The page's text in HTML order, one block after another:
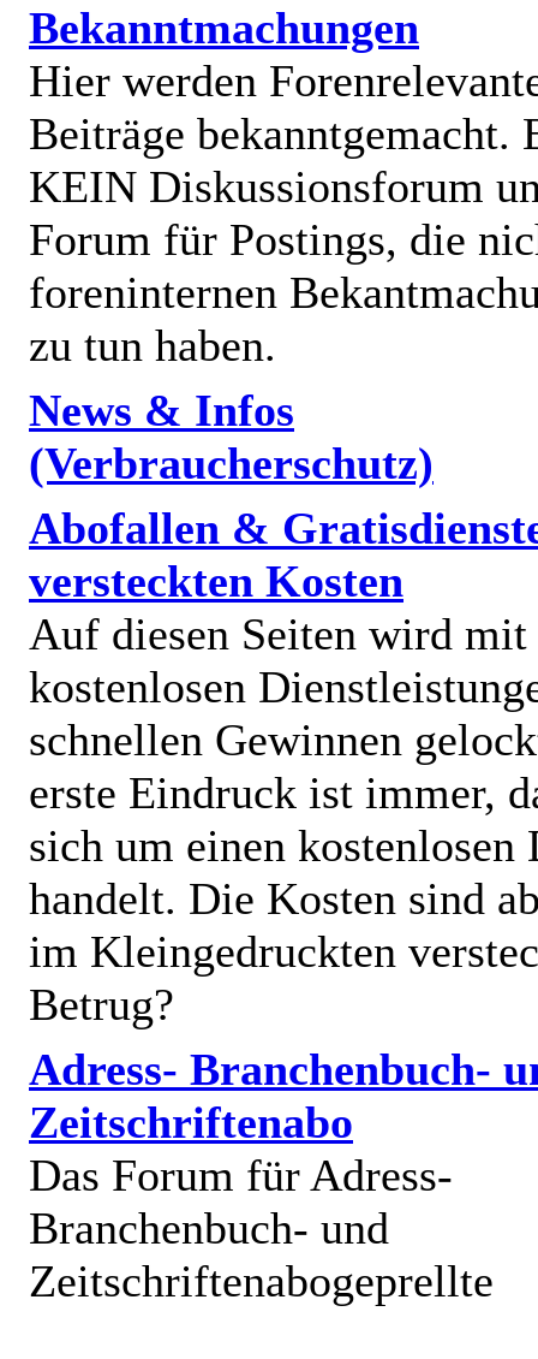
Bekanntmachungen
Hier werden
Beiträge bekanntgemacht.
KEIN Diskussionsforum
Forum für Postings, die
foreninternen
zu tun haben.
News & Infos
(Verbraucherschutz)
Abofallen &
versteckten Kosten
Auf diesen Seiten wird mit
kostenlosen
schnellen Gewinnen
erste Eindruck ist immer,
sich um einen kostenlosen
handelt. Die Kosten sind
im Kleingedruckten
Betrug?
Adress- Branchenbuch-
Zeitschriftenabo
Das Forum für Adress-
Branchenbuch- und
Zeitschriftenabogeprellte